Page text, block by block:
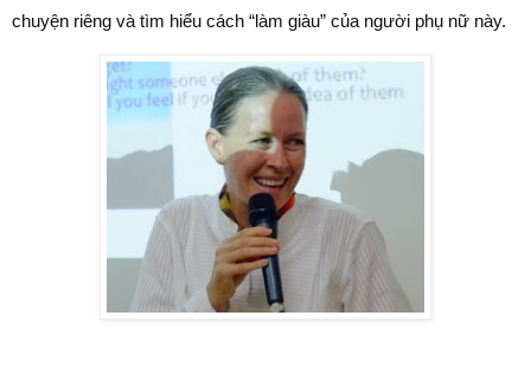
chuyện riêng và tìm hiểu cách “làm giàu” của người phụ nữ này.